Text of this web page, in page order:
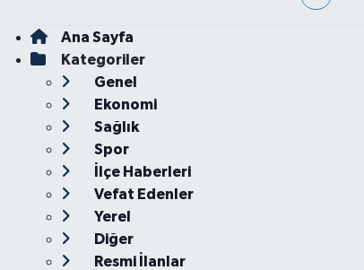
Ana Sayfa
Kategoriler
Genel
Ekonomi
Sağlık
Spor
İlçe Haberleri
Vefat Edenler
Yerel
Diğer
Resmi İlanlar